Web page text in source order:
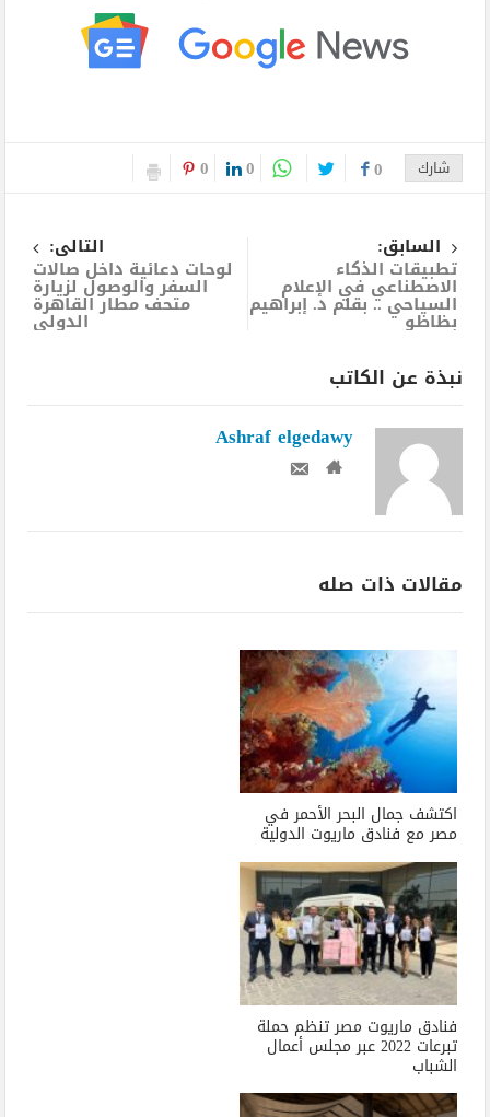
شارك 0
0
0
السابق:
تطبيقات الذكاء
الاصطناعي في الإعلام
السياحي .. بقلم د. إبراهيم
بظاظو
التالى:
لوحات دعائية داخل صالات
السفر والوصول لزيارة
متحف مطار القاهرة
الدولي
نبذة عن الكاتب
Ashraf elgedawy
مقالات ذات صله
اكتشف جمال البحر الأحمر في
مصر مع فنادق ماريوت الدولية
فنادق ماريوت مصر تنظم حملة
تبرعات 2022 عبر مجلس أعمال
الشباب